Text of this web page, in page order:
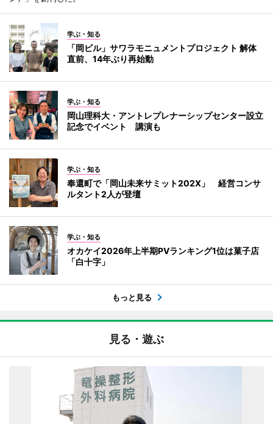
学ぶ・知る
「岡ビル」サワラモニュメントプロジェクト 解体
直前、14年ぶり再始動
学ぶ・知る
岡山理科大・アントレプレナーシップセンター設立
記念でイベント 講演も
学ぶ・知る
奉還町で「岡山未来サミット202X」 経営コンサ
ルタント2人が登壇
学ぶ・知る
オカケイ2026年上半期PVランキング1位は菓子店
「白十字」
もっと見る
見る・遊ぶ